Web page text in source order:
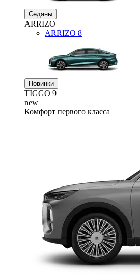
Седаны
ARRIZO
ARRIZO 8
Новинки
TIGGO 9
new
Комфорт первого класса